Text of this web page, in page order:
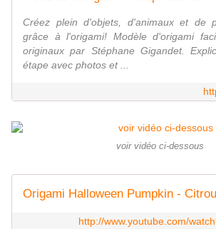
Créez plein d'objets, d'animaux et de
grâce à l'origami! Modèle d'origami
originaux par Stéphane Gigandet.
étape avec photos et ...
voir vidéo ci-dessous
http://www.youtube.com/